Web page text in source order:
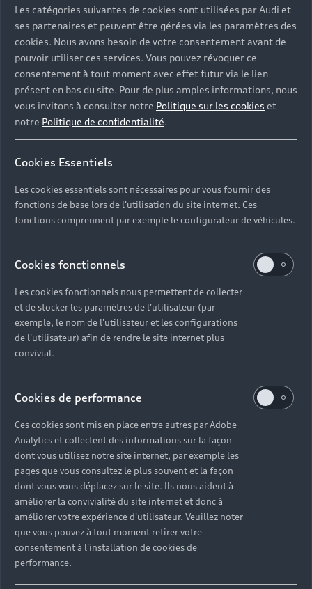
partir de 19€/mois
Les réponses à vos
questions
Découvrez les réponses à vos diverses questions
immédiatement disponibles avec Audi.
Découvrez toutes les catégories d’Audi d’occasion
Découvrez les déclinaisons sportives S et RS
Trouvez votre Partenaire Audi près de chez vous
Trouvez votre Audi d’occasion par modèle et par
ville
Les catégories suivantes de cookies sont utilisées par Audi et
ses partenaires et peuvent être gérées via les paramètres des
cookies. Nous avons besoin de votre consentement avant de
pouvoir utiliser ces services. Vous pouvez révoquer ce
consentement à tout moment avec effet futur via le lien
présent en bas du site. Pour de plus amples informations, nous
vous invitons à consulter notre Politique sur les cookies et
notre Politique de confidentialité.
Cookies Essentiels
Les cookies essentiels sont nécessaires pour vous fournir des
fonctions de base lors de l'utilisation du site internet. Ces
fonctions comprennent par exemple le configurateur de véhicules.
Cookies fonctionnels
Les cookies fonctionnels nous permettent de collecter
et de stocker les paramètres de l'utilisateur (par
exemple, le nom de l'utilisateur et les configurations
de l'utilisateur) afin de rendre le site internet plus
convivial.
Cookies de performance
Ces cookies sont mis en place entre autres par Adobe
Analytics et collectent des informations sur la façon
dont vous utilisez notre site internet, par exemple les
pages que vous consultez le plus souvent et la façon
dont vous vous déplacez sur le site. Ils nous aident à
améliorer la convivialité du site internet et donc à
améliorer votre expérience d'utilisateur. Veuillez noter
que vous pouvez à tout moment retirer votre
consentement à l'installation de cookies de
performance.